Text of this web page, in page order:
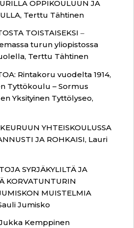
OPPIKOULUUN JA
Terttu Tähtinen
TOISTAISEKSI ‒
turun yliopistossa
Terttu Tähtinen
Rintakoru vuodelta 1914,
Tyttökoulu – Sormus
Yksityinen Tyttölyseo,
YHTEISKOULUSSA
JA ROHKAISI, Lauri
SYRJÄKYLILTÄ JA
KORVATUNTURIN
MUISTELMIA
Jumisko
Kemppinen